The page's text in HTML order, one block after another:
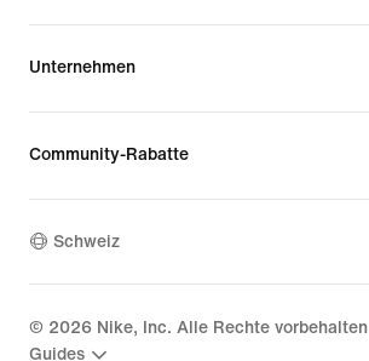
Unternehmen
Community-Rabatte
Schweiz
© 2026 Nike, Inc. Alle Rechte vorbehalten
Guides